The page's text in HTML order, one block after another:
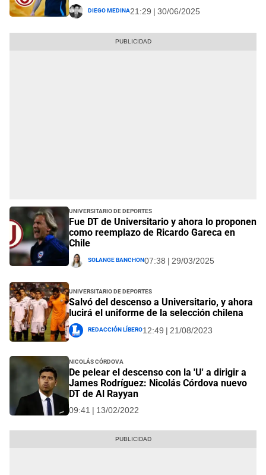
Diego Medina21:29 | 30/06/2025
Universitario de Deportes
Fue DT de Universitario y ahora lo proponen
como reemplazo de Ricardo Gareca en
Chile
Solange Banchon07:38 | 29/03/2025
Universitario de Deportes
Salvó del descenso a Universitario, y ahora
lucirá el uniforme de la selección chilena
Redacción Líbero12:49 | 21/08/2023
Nicolás Córdova
De pelear el descenso con la 'U' a dirigir a
James Rodríguez: Nicolás Córdova nuevo
DT de Al Rayyan
09:41 | 13/02/2022